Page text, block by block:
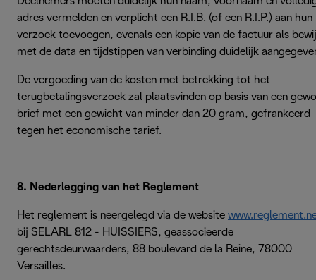
adres vermelden en verplicht een R.I.B. (of een R.I.P.) aan hun
verzoek toevoegen, evenals een kopie van de factuur als
met de data en tijdstippen van verbinding duidelijk
De vergoeding van de kosten met betrekking tot het
terugbetalingsverzoek zal plaatsvinden op basis van een
brief met een gewicht van minder dan 20 gram, gefrankeerd
tegen het economische tarief.
8. Nederlegging van het Reglement
Het reglement is neergelegd via de website
bij SELARL 812 - HUISSIERS, geassocieerde
gerechtsdeurwaarders, 88 boulevard de la Reine, 78000
Versailles.